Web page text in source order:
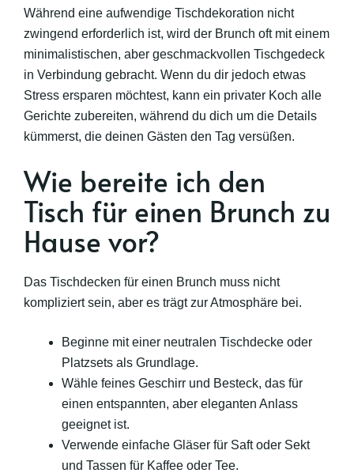
Während eine aufwendige Tischdekoration nicht
zwingend erforderlich ist, wird der Brunch oft mit einem
minimalistischen, aber geschmackvollen Tischgedeck
in Verbindung gebracht. Wenn du dir jedoch etwas
Stress ersparen möchtest, kann ein privater Koch alle
Gerichte zubereiten, während du dich um die Details
kümmerst, die deinen Gästen den Tag versüßen.
Wie bereite ich den
Tisch für einen Brunch zu
Hause vor?
Das Tischdecken für einen Brunch muss nicht
kompliziert sein, aber es trägt zur Atmosphäre bei.
Beginne mit einer neutralen Tischdecke oder
Platzsets als Grundlage.
Wähle feines Geschirr und Besteck, das für
einen entspannten, aber eleganten Anlass
geeignet ist.
Verwende einfache Gläser für Saft oder Sekt
und Tassen für Kaffee oder Tee.